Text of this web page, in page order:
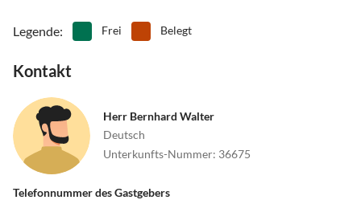
Legende: Frei Belegt
Kontakt
Herr Bernhard Walter
Deutsch
Unterkunfts-Nummer: 36675
Telefonnummer des Gastgebers